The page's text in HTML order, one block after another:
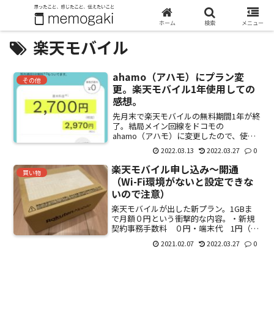
楽天モバイル
その他
ahamo（アハモ）にプラン変
更。楽天モバイル1年使用しての
感想。
先月末で楽天モバイルの無料期間1年が終
了。結局メイン回線をドコモの
ahamo（アハモ）に変更したので、使用
感などを書いておこうと思う。変更した
理由・エリアは増えたけど、建物内の電
波が弱い。契約当初都内の自宅ですら、
圏外になることも多かった状...
2022.03.13 2022.03.27 0
買い物
楽天モバイル申し込み～開通
（Wi-Fi環境がないと設定できな
いので注意）
楽天モバイルが出した新プラン。1GBま
で月額０円という衝撃的な内容。・新規
契約事務手数料 ０円・端末代 1円（楽
天Mini、契約時限定）・1年間 楽天エリ
アデータ無制限で無料最低継続利用期間
2021.02.07 2022.03.27 0
ホーム 検索 メニュー